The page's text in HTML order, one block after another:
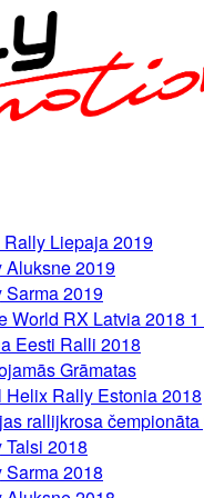
Rally Liepaja 2019
Aluksne 2019
Sarma 2019
World RX Latvia 2018
Eesti Ralli 2018
Grāmatas
Helix Rally Estonia 2018
rallijkrosa
Talsi 2018
Sarma 2018